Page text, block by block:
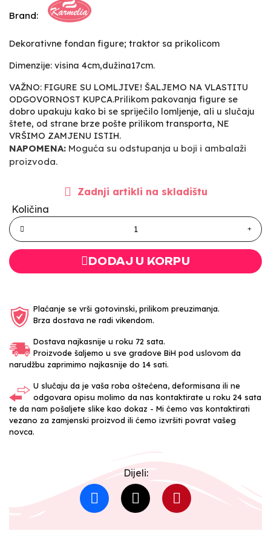
Brand:
Dekorativne fondan figure; traktor sa prikolicom
Dimenzije: visina 4cm,dužina17cm.
VAŽNO: FIGURE SU LOMLJIVE! ŠALJEMO NA VLASTITU
ODGOVORNOST KUPCA.Prilikom pakovanja figure se
dobro upakuju kako bi se spriječilo lomljenje, ali u slučaju
štete, od strane brze pošte prilikom transporta, NE
VRŠIMO ZAMJENU ISTIH.
NAPOMENA: Moguća su odstupanja u boji i ambalaži
proizvoda.
Zadnji artikli na skladištu
Količina
DODAJ U KORPU
Plaćanje se vrši gotovinski, prilikom preuzimanja.
Brza dostava ne radi vikendom.
Dostava najkasnije u roku 72 sata.
Proizvode šaljemo u sve gradove BiH pod uslovom da
narudžbu zaprimimo najkasnije do 14 sati.
U slučaju da je vaša roba oštećena, deformisana ili ne
odgovara opisu molimo da nas kontaktirate u roku 24 sata
te da nam pošaljete slike kao dokaz - Mi ćemo vas kontaktirati
vezano za zamjenski proizvod ili ćemo izvršiti povrat vašeg
novca.
Dijeli: